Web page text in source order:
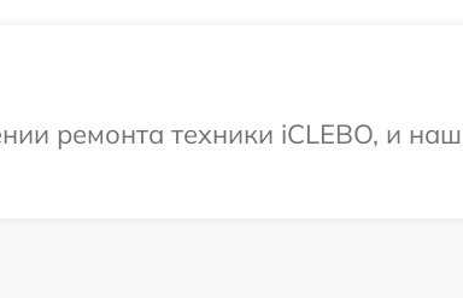
ремонта техники iCLEBO, и